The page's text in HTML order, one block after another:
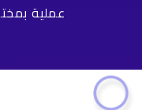
عملية